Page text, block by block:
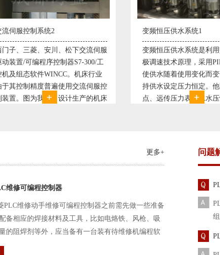
伺服
工
业
服控
机床
变频恒压供水系统1
变频恒压供水系统是利用交流电机无
极调速技术原理，采用PID闭环控制
使供水随着使用变化而变化，从而维
持供水设定压力恒定。他比传统电接
点、远传压力表供水水压恒定，因此
西门
590P
S7-
普遍
更多+
维修可编程控制器
PLC维修动手维修可编程控制器之前需先做一些准备
备相应的焊接材料及工具，比如电烙铁、风枪、吸
的阻焊剂等外，应当备有一台装有待维修机编程软
信电缆。这一是由于待修机常常是从工作系统中拆
问题